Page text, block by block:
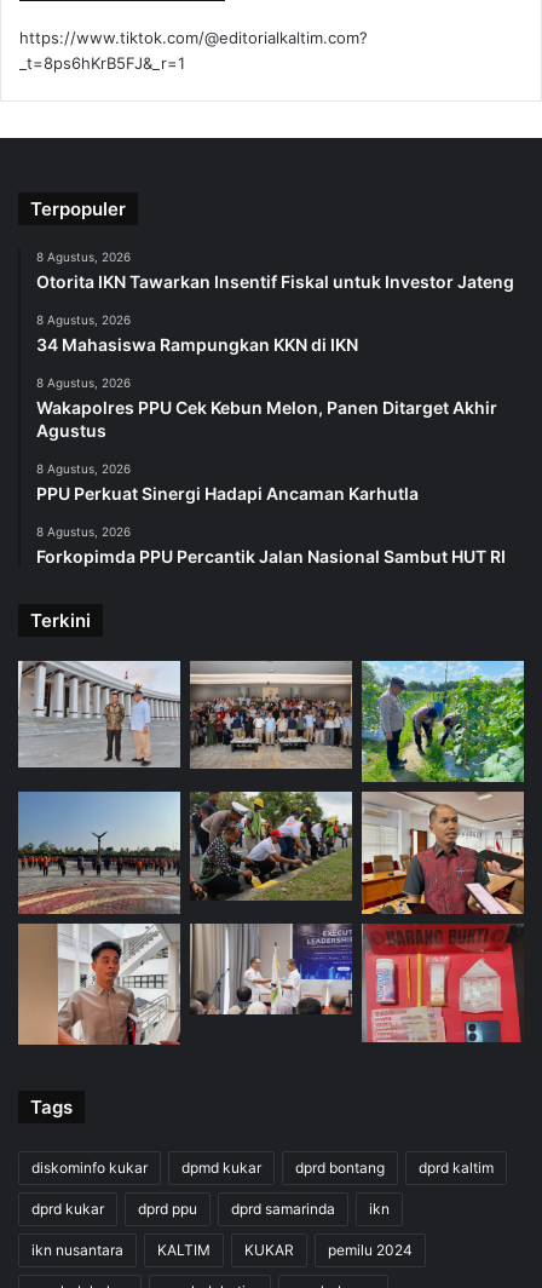
https://www.tiktok.com/@editorialkaltim.com?
_t=8ps6hKrB5FJ&_r=1
Terpopuler
8 Agustus, 2026
Otorita IKN Tawarkan Insentif Fiskal untuk Investor Jateng
8 Agustus, 2026
34 Mahasiswa Rampungkan KKN di IKN
8 Agustus, 2026
Wakapolres PPU Cek Kebun Melon, Panen Ditarget Akhir
Agustus
8 Agustus, 2026
PPU Perkuat Sinergi Hadapi Ancaman Karhutla
8 Agustus, 2026
Forkopimda PPU Percantik Jalan Nasional Sambut HUT RI
Terkini
Tags
diskominfo kukar dpmd kukar dprd bontang dprd kaltim
dprd kukar dprd ppu dprd samarinda ikn
ikn nusantara KALTIM KUKAR pemilu 2024